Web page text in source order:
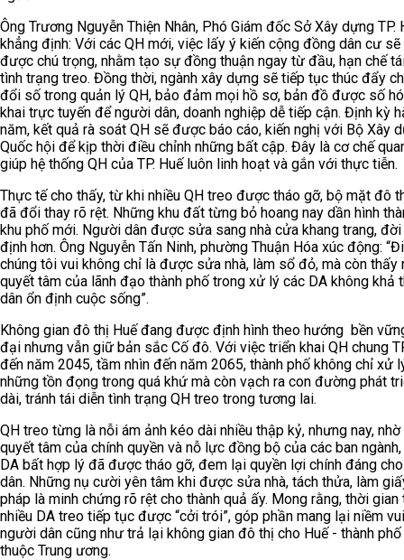
Ông Trương Nguyễn Thiện Nhân, Phó Giám đốc Sở Xây dựng TP.
khẳng định: Với các QH mới, việc lấy ý kiến cộng đồng dân cư sẽ
được chú trọng, nhằm tạo sự đồng thuận ngay từ đầu, hạn chế
tình trạng treo. Đồng thời, ngành xây dựng sẽ tiếp tục thúc đẩy
đổi số trong quản lý QH, bảo đảm mọi hồ sơ, bản đồ được số
khai trực tuyến để người dân, doanh nghiệp dễ tiếp cận. Định kỳ
năm, kết quả rà soát QH sẽ được báo cáo, kiến nghị với Bộ Xây
Quốc hội để kịp thời điều chỉnh những bất cập. Đây là cơ chế
giúp hệ thống QH của TP. Huế luôn linh hoạt và gắn với thực tiễn.
Thực tế cho thấy, từ khi nhiều QH treo được tháo gỡ, bộ mặt đô
đã đổi thay rõ rệt. Những khu đất từng bỏ hoang nay dần hình
khu phố mới. Người dân được sửa sang nhà cửa khang trang,
định hơn. Ông Nguyễn Tấn Ninh, phường Thuận Hóa xúc động:
chúng tôi vui không chỉ là được sửa nhà, làm sổ đỏ, mà còn thấy
quyết tâm của lãnh đạo thành phố trong xử lý các DA không khả
dân ổn định cuộc sống”.
Không gian đô thị Huế đang được định hình theo hướng bền
đại nhưng vẫn giữ bản sắc Cố đô. Với việc triển khai QH chung
đến năm 2045, tầm nhìn đến năm 2065, thành phố không chỉ xử
những tồn đọng trong quá khứ mà còn vạch ra con đường phát
dài, tránh tái diễn tình trạng QH treo trong tương lai.
QH treo từng là nỗi ám ảnh kéo dài nhiều thập kỷ, nhưng nay,
quyết tâm của chính quyền và nỗ lực đồng bộ của các ban ngành,
DA bất hợp lý đã được tháo gỡ, đem lại quyền lợi chính đáng
dân. Những nụ cười yên tâm khi được sửa nhà, tách thửa, làm
pháp là minh chứng rõ rệt cho thành quả ấy. Mong rằng, thời gian
nhiều DA treo tiếp tục được “cởi trói”, góp phần mang lại niềm
người dân cũng như trả lại không gian đô thị cho Huế - thành
thuộc Trung ương.